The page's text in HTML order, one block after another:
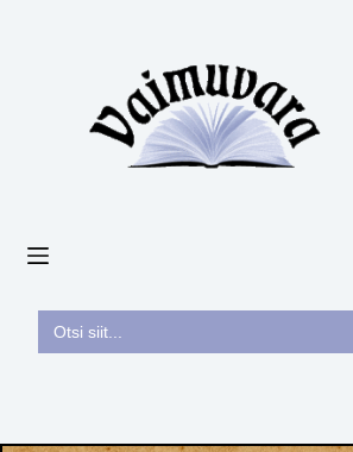
Search
for: